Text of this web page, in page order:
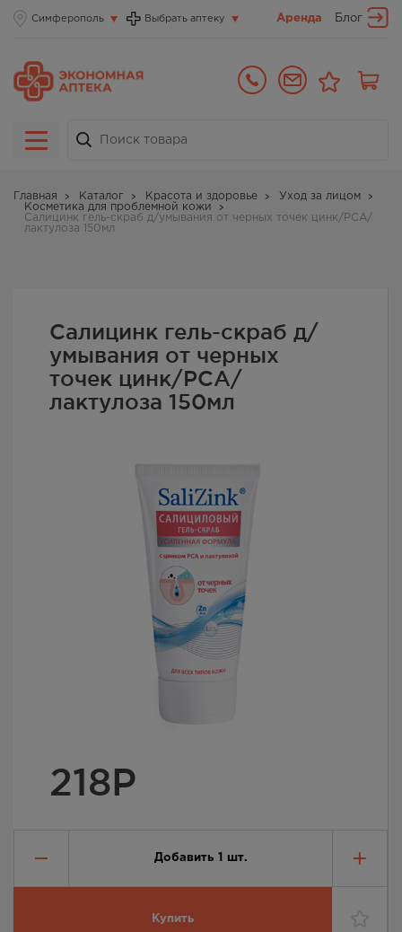
Симферополь Выбрать аптеку Аренда Блог
Главная Каталог Красота и здоровье
Уход за лицом
Косметика для проблемной кожи
Салицинк гель-скраб д/умывания от черных точек цинк/РСА/
лактулоза 150мл
Салицинк гель-скраб д/
умывания от черных
точек цинк/РСА/
лактулоза 150мл
218Р
Добавить 1 шт.
Купить